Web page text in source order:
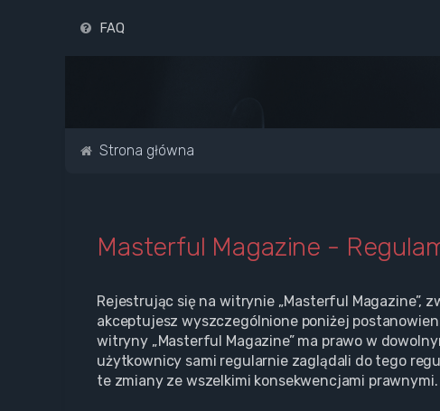
FAQ
Strona główna
Masterful Magazine -
Rejestrując się na witrynie „Masterful Magazine”,
akceptujesz wyszczególnione poniżej
witryny „Masterful Magazine” ma prawo w
użytkownicy sami regularnie zaglądali do tego
te zmiany ze wszelkimi konsekwencjami prawnymi.